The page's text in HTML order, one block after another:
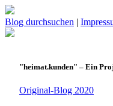
Blog durchsuchen |
"heimat.kunden" – Ein
Original-Blog 2020